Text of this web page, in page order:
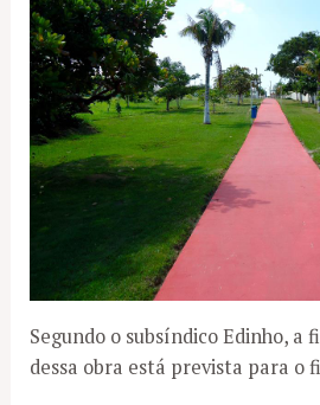
Segundo o subsíndico Edinho, a
dessa obra está prevista para o